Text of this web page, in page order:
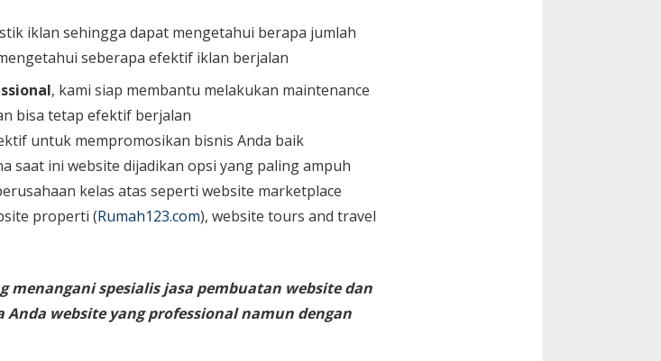
iklan sehingga dapat mengetahui berapa jumlah
seberapa efektif iklan berjalan
, kami siap membantu melakukan maintenance
bisa tetap efektif berjalan
untuk mempromosikan bisnis Anda baik
saat ini website dijadikan opsi yang paling ampuh
kelas atas seperti website marketplace
properti (Rumah123.com), website tours and travel
spesialis jasa pembuatan website dan
website yang professional namun dengan